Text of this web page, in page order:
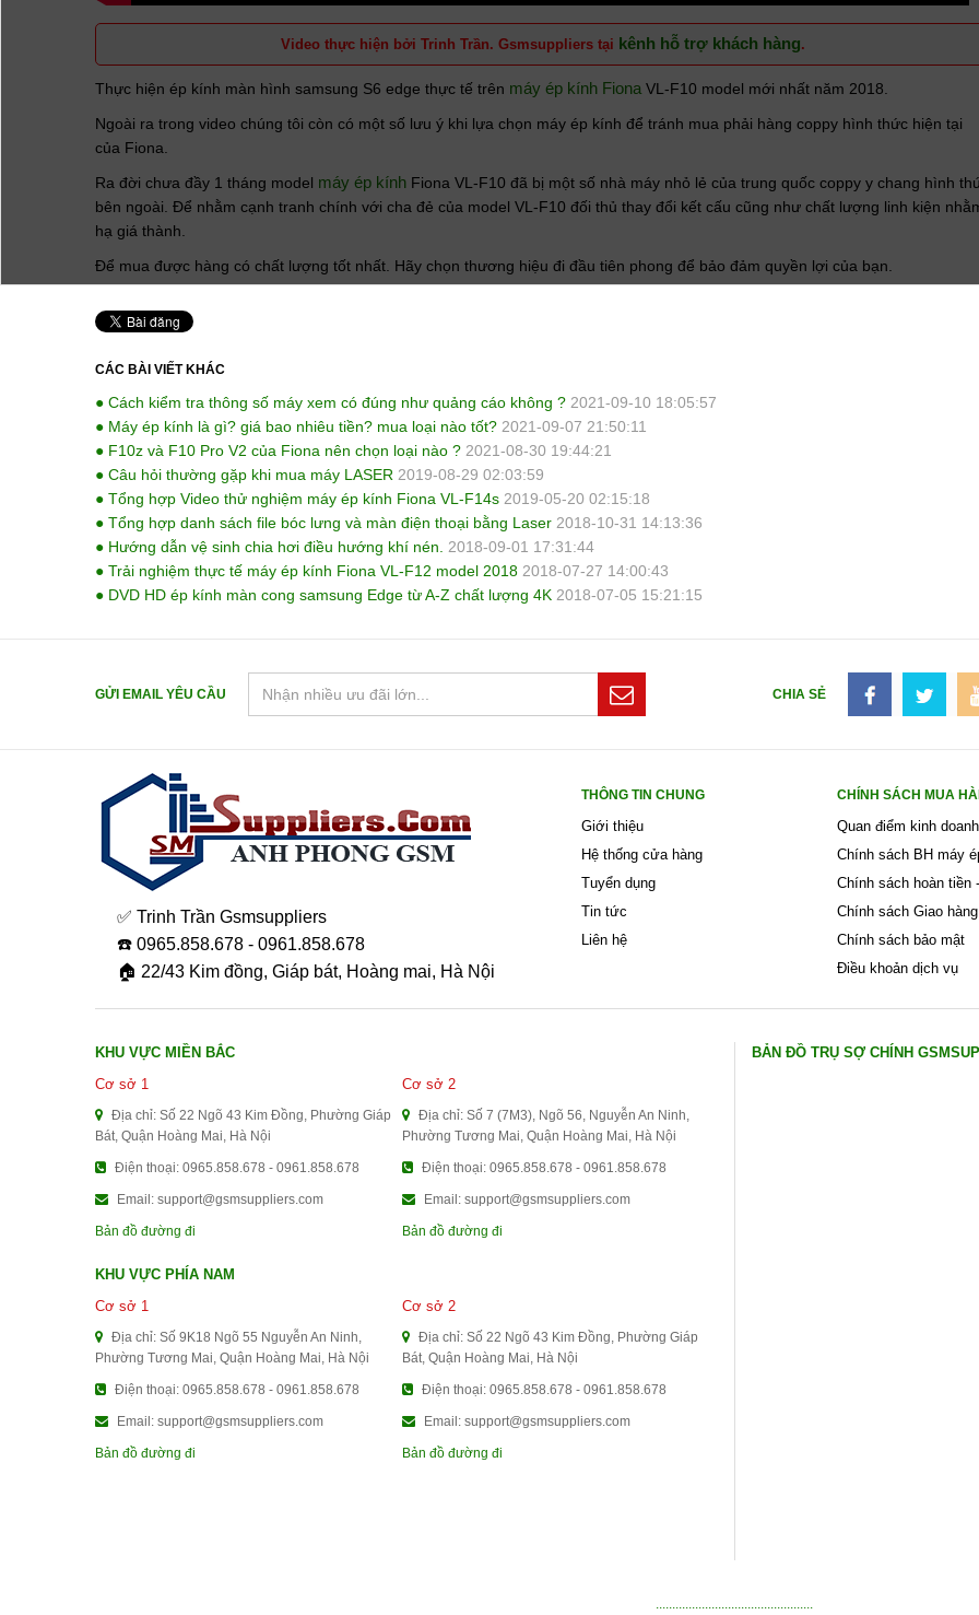
Video thực hiện bởi Trinh Trần. Gsmsuppliers tại kênh hỗ trợ khách hàng.
Thực hiện ép kính màn hình samsung S6 edge thực tế trên máy ép kính Fiona VL-F10 model mới nhất năm 2018.
Ngoài ra trong video chúng tôi còn có một số lưu ý khi lựa chọn máy ép kính để tránh mua phải hàng coppy hình thức hiện tại
của Fiona.
Ra đời chưa đầy 1 tháng model máy ép kính Fiona VL-F10 đã bị một số nhà máy nhỏ lẻ của trung quốc coppy y chang hình
bên ngoài. Để nhằm cạnh tranh chính với cha đẻ của model VL-F10 đối thủ thay đổi kết cấu cũng như chất lượng linh kiện
hạ giá thành.
Để mua được hàng có chất lượng tốt nhất. Hãy chọn thương hiệu đi đầu tiên phong để bảo đảm quyền lợi của bạn.
CÁC BÀI VIẾT KHÁC
● Cách kiểm tra thông số máy xem có đúng như quảng cáo không ? 2021-09-10 18:05:57
● Máy ép kính là gì? giá bao nhiêu tiền? mua loại nào tốt? 2021-09-07 21:50:11
● F10z và F10 Pro V2 của Fiona nên chọn loại nào ? 2021-08-30 19:44:21
● Câu hỏi thường gặp khi mua máy LASER 2019-08-29 02:03:59
● Tổng hợp Video thử nghiệm máy ép kính Fiona VL-F14s 2019-05-20 02:15:18
● Tổng hợp danh sách file bóc lưng và màn điện thoại bằng Laser 2018-10-31 14:13:36
● Hướng dẫn vệ sinh chia hơi điều hướng khí nén.
2018-09-01 17:31:44
● Trải nghiệm thực tế máy ép kính Fiona VL-F12 model 2018 2018-07-27 14:00:43
● DVD HD ép kính màn cong samsung Edge từ A-Z chất lượng 4K 2018-07-05 15:21:15
GỬI EMAIL YÊU CẦU CHIA SẺ
✅ Trinh Trần Gsmsuppliers
☎️ 0965.858.678 - 0961.858.678
🏠 22/43 Kim đồng, Giáp bát, Hoàng mai, Hà Nội
THÔNG TIN CHUNG
Giới thiệu
Hệ thống cửa hàng
Tuyển dụng
Tin tức
Liên hệ
CHÍNH SÁCH MUA
Quan điểm kinh doanh
Chính sách BH máy
Chính sách hoàn tiền
Chính sách Giao hàng
Chính sách bảo mật
Điều khoản dịch vụ
KHU VỰC MIỀN BẮC
Cơ sở 1
Địa chỉ: Số 22 Ngõ 43 Kim Đồng, Phường Giáp
Bát, Quận Hoàng Mai, Hà Nội
Điện thoại: 0965.858.678 - 0961.858.678
Email: support@gsmsuppliers.com
Bản đồ đường đi
Cơ sở 2
Địa chỉ: Số 7 (7M3), Ngõ 56, Nguyễn An Ninh,
Phường Tương Mai, Quận Hoàng Mai, Hà Nội
Điện thoại: 0965.858.678 - 0961.858.678
Email: support@gsmsuppliers.com
Bản đồ đường đi
KHU VỰC PHÍA NAM
Cơ sở 1
Địa chỉ: Số 9K18 Ngõ 55 Nguyễn An Ninh,
Phường Tương Mai, Quận Hoàng Mai, Hà Nội
Điện thoại: 0965.858.678 - 0961.858.678
Email: support@gsmsuppliers.com
Bản đồ đường đi
Cơ sở 2
Địa chỉ: Số 22 Ngõ 43 Kim Đồng, Phường Giáp
Bát, Quận Hoàng Mai, Hà Nội
Điện thoại: 0965.858.678 - 0961.858.678
Email: support@gsmsuppliers.com
Bản đồ đường đi
BẢN ĐỒ TRỤ SỢ CHÍNH
................................................